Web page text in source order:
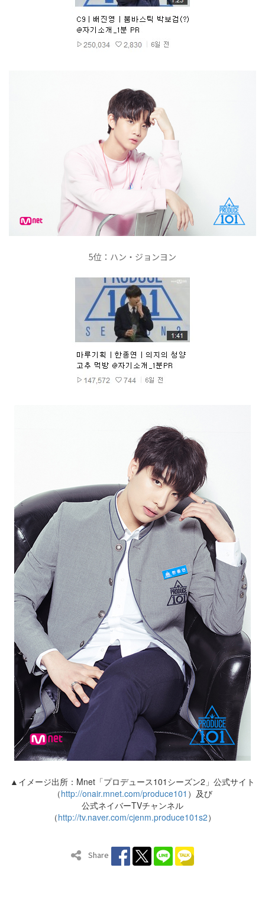
5位：ハン・ジョンヨン
▲イメージ出所：Mnet「プロデュース101シーズン2」公式サイト
（http://onair.mnet.com/produce101 ）及び
公式ネイバーTVチャンネル
（http://tv.naver.com/cjenm.produce101s2）
Share